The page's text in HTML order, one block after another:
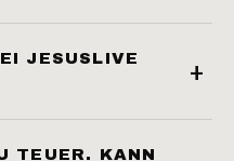
JESUSLIVE
TEUER. KANN